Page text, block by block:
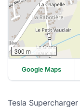
Tesla
300 m
Google Maps